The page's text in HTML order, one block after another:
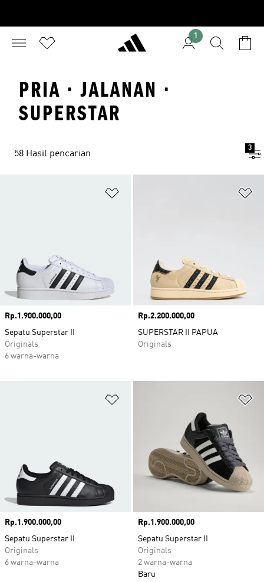
1
PRIA · JALANAN ·
SUPERSTAR
58 Hasil pencarian
3
Harga
Rp.1.900.000,00
Sepatu Superstar II
Originals
6 warna-warna
Harga
Rp.2.200.000,00
SUPERSTAR II PAPUA
Originals
Harga
Rp.1.900.000,00
Sepatu Superstar II
Originals
6 warna-warna
Harga
Rp.1.900.000,00
Sepatu Superstar II
Originals
2 warna-warna
Baru